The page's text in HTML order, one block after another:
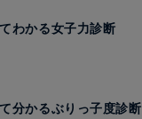
わかる女子力診断
分かるぶりっ子度診断